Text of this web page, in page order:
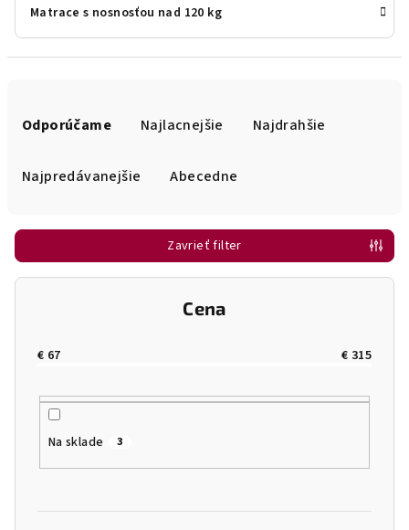
Matrace s nosnosťou nad 120 kg
e
p
Odporúčame Najlacnejšie Najdrahšie
Najpredávanejšie Abecedne
Zavrieť filter
Cena
€ 67 € 315
Na sklade 3